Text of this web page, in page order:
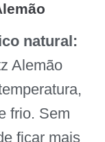
natural:
Alemão
frio. Sem
ficar mais